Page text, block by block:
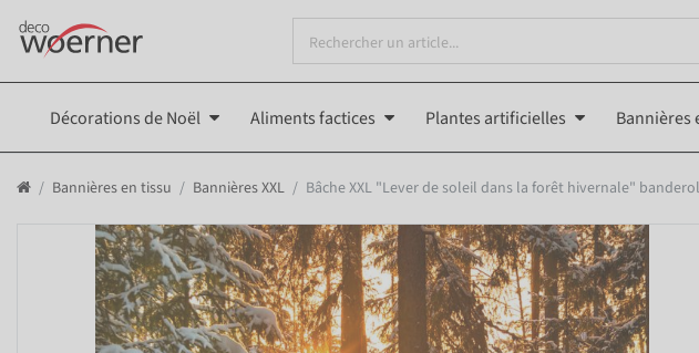
Décorations de Noël Aliments factices Plantes artificielles Bannières
Bannières en tissu Bannières XXL Bâche XXL "Lever de soleil dans la forêt hivernale"